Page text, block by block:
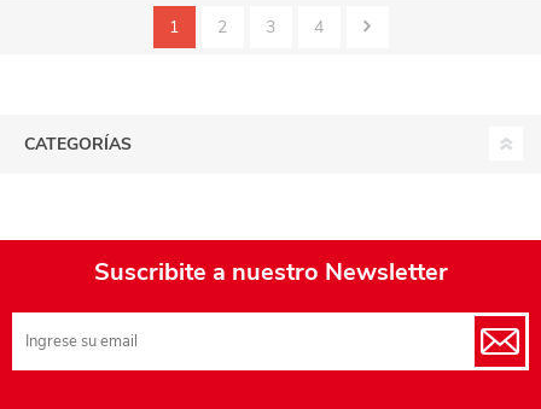
1 2 3 4
CATEGORÍAS
Suscribite a nuestro Newsletter